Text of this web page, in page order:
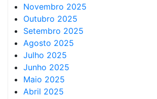
Novembro 2025
Outubro 2025
Setembro 2025
Agosto 2025
Julho 2025
Junho 2025
Maio 2025
Abril 2025